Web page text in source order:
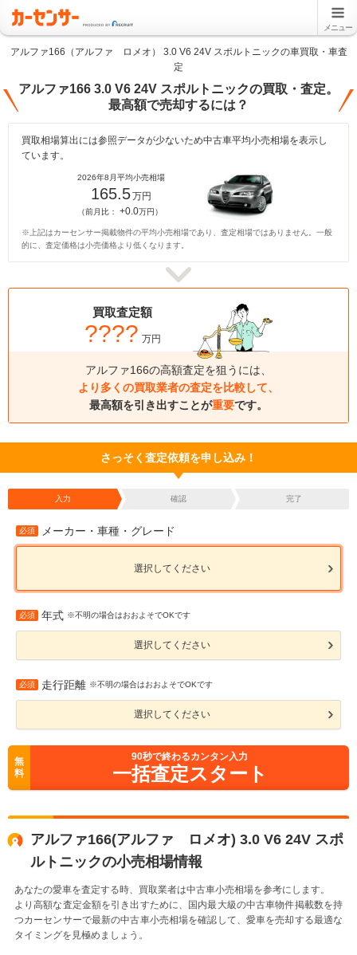
メニュー
アルファ166（アルファ ロメオ） 3.0 V6 24V スポルトニックの車買取・車査
定
アルファ166 3.0 V6 24V スポルトニックの買取・査定。
最高額で売却するには？
買取相場算出には参照データが少ないため中古車平均小売相場を表示し
ています。
2026年8月平均小売相場
165.5万円
（前月比： +0.0万円）
※上記はカーセンサー掲載物件の平均小売相場であり、査定相場ではありません。一般
的に、査定価格は小売価格より低くなります。
買取査定額
???? 万円
アルファ166の高額査定を狙うには、
より多くの買取業者の査定を比較して、
最高額を引き出すことが重要です。
さっそく査定依頼を申し込み！
入力 確認 完了
必須 メーカー・車種・グレード
選択してください
必須 年式 ※不明の場合はおおよそでOKです
選択してください
必須 走行距離 ※不明の場合はおおよそでOKです
選択してください
無
料
90秒で終わるカンタン入力
一括査定スタート
アルファ166(アルファ ロメオ) 3.0 V6 24V スポ
ルトニックの小売相場情報
あなたの愛車を査定する時、買取業者は中古車小売相場を参考にします。
より高額な査定金額を引き出すために、国内最大級の中古車物件掲載数を持
つカーセンサーで最新の中古車小売相場を確認して、愛車を売却する最適な
タイミングを見極めましょう。